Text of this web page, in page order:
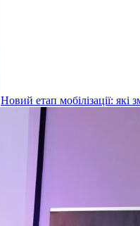
Новий етап мобілізації: які